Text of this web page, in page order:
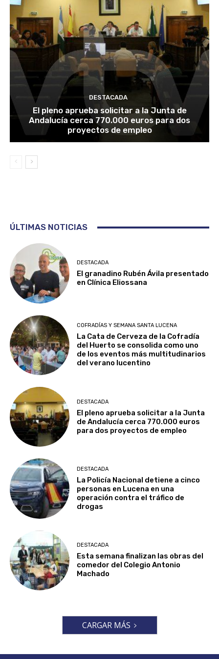
DESTACADA
El pleno aprueba solicitar a la Junta de
Andalucía cerca 770.000 euros para dos
proyectos de empleo
ÚLTIMAS NOTICIAS
DESTACADA
El granadino Rubén Ávila presentado
en Clínica Eliossana
COFRADÍAS Y SEMANA SANTA LUCENA
La Cata de Cerveza de la Cofradía
del Huerto se consolida como uno
de los eventos más multitudinarios
del verano lucentino
DESTACADA
El pleno aprueba solicitar a la Junta
de Andalucía cerca 770.000 euros
para dos proyectos de empleo
DESTACADA
La Policía Nacional detiene a cinco
personas en Lucena en una
operación contra el tráfico de
drogas
DESTACADA
Esta semana finalizan las obras del
comedor del Colegio Antonio
Machado
CARGAR MÁS